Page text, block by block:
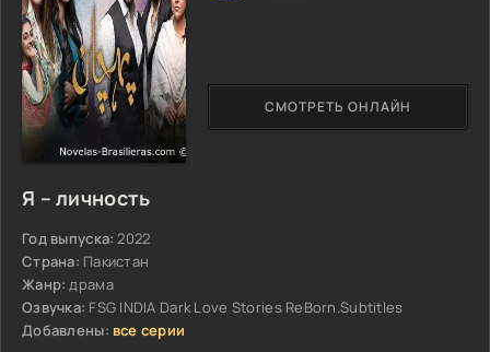
Я – личность
Год выпуска: 2022
Страна: Пакистан
Жанр: драма
Озвучка: FSG INDIA Dark Love Stories ReBorn.Subtitles
Добавлены: все серии
СМОТРЕТЬ ОНЛАЙН